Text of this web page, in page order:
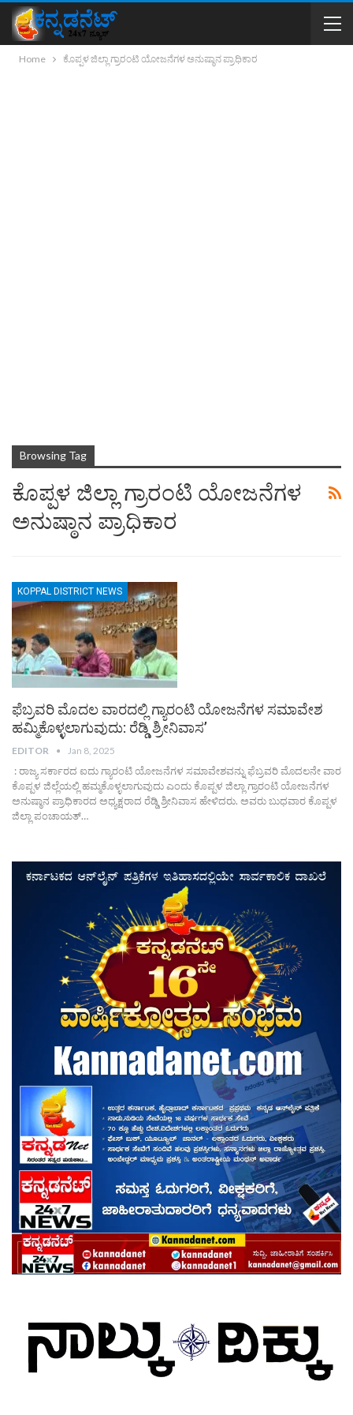
Home ಕೊಪ್ಪಳ ಜಿಲ್ಲಾ ಗ್ರಾರಂಟಿ ಯೋಜನೆಗಳ ಅನುಷ್ಠಾನ ಪ್ರಾಧಿಕಾರ
Browsing Tag
ಕೊಪ್ಪಳ ಜಿಲ್ಲಾ ಗ್ರಾರಂಟಿ ಯೋಜನೆಗಳ
ಅನುಷ್ಠಾನ ಪ್ರಾಧಿಕಾರ
KOPPAL DISTRICT NEWS
ಫೆಬ್ರವರಿ ಮೊದಲ ವಾರದಲ್ಲಿ ಗ್ಯಾರಂಟಿ ಯೋಜನೆಗಳ ಸಮಾವೇಶ
ಹಮ್ಮಿಕೊಳ್ಳಲಾಗುವುದು: ರೆಡ್ಡಿ ಶ್ರೀನಿವಾಸ’
EDITOR Jan 8, 2025
: ರಾಜ್ಯ ಸರ್ಕಾರದ ಐದು ಗ್ಯಾರಂಟಿ ಯೋಜನೆಗಳ ಸಮಾವೇಶವನ್ನು ಫೆಬ್ರವರಿ ಮೊದಲನೇ ವಾರ
ಕೊಪ್ಪಳ ಜಿಲ್ಲೆಯಲ್ಲಿ ಹಮ್ಮಕೊಳ್ಳಲಾಗುವುದು ಎಂದು ಕೊಪ್ಪಳ ಜಿಲ್ಲಾ ಗ್ರಾರಂಟಿ ಯೋಜನೆಗಳ
ಅನುಷ್ಠಾನ ಪ್ರಾಧಿಕಾರದ ಅಧ್ಯಕ್ಷರಾದ ರೆಡ್ಡಿ ಶ್ರೀನಿವಾಸ ಹೇಳಿದರು. ಅವರು ಬುಧವಾರ ಕೊಪ್ಪಳ
ಜಿಲ್ಲಾ ಪಂಚಾಯತ್…